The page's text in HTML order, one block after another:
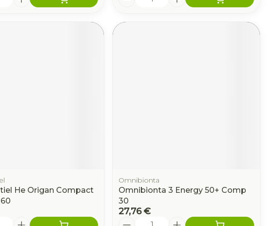
He Origan Compact
Omnibionta
Omnibionta 3 Energy 50+ Comp
30
27,76 €
Quantité